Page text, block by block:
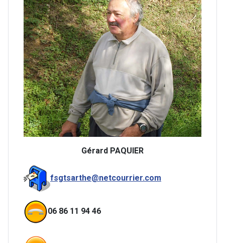
Gérard PAQUIER
fsgtsarthe@netcourrier.com
06 86 11 94 46